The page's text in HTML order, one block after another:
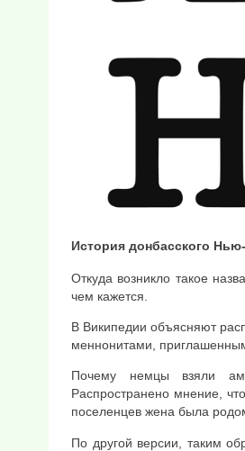
История донбасского
Откуда возникло такое
чем кажется.
В Википедии объясняют
меннонитами,
Почему немцы взяли
Распространено мнение,
поселенцев жена была
По другой версии, таким